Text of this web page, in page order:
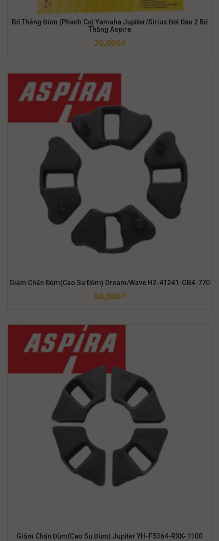
Bố Thắng Đùm (Phanh Cơ) Yamaha Jupiter/Sirius Đời Đầu 2 Bố
Thắng Aspira
70,000₫
Giảm Chấn Đùm(Cao Su Đùm) Dream/Wave H2-41241-GB4-770
50,000₫
Giảm Chấn Đùm(Cao Su Đùm) Jupiter YH-F5364-RXK-1100